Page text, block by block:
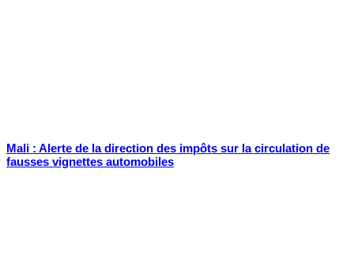
Mali : Alerte de la direction des impôts sur la circulation de
fausses vignettes automobiles